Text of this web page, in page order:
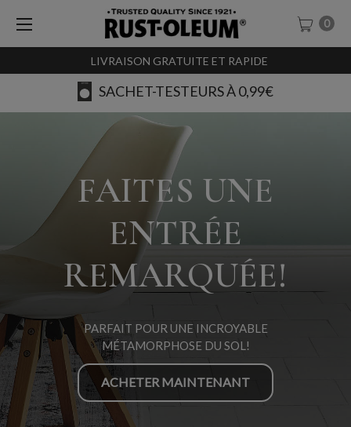
LIVRAISON GRATUITE ET RAPIDE
0
AVIS
FAITES UNE
ENTRÉE
REMARQUÉE!
PARFAIT POUR UNE INCROYABLE
MÉTAMORPHOSE DU SOL!
ACHETER MAINTENANT